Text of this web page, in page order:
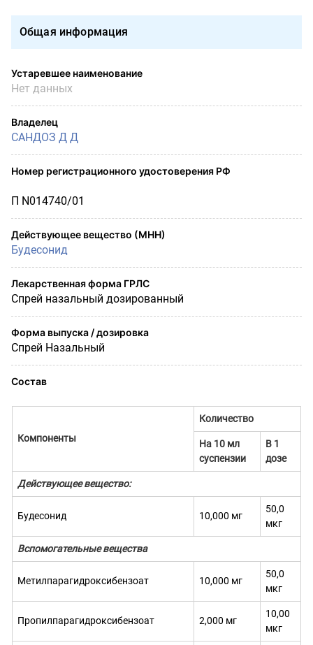
Общая информация
Устаревшее наименование
Нет данных
Владелец
САНДОЗ Д Д
Номер регистрационного удостоверения РФ
П N014740/01
Действующее вещество (МНН)
Будесонид
Лекарственная форма ГРЛС
Спрей назальный дозированный
Форма выпуска / дозировка
Спрей Назальный
Состав
Компоненты
Количество
На 10 мл
суспензии
В 1
дозе
Действующее вещество:
Будесонид 10,000 мг
50,0
мкг
Вспомогательные вещества
Метилпарагидроксибензоат 10,000 мг
50,0
мкг
Пропилпарагидроксибензоат 2,000 мг
10,00
мкг